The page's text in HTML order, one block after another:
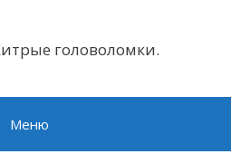
Меню